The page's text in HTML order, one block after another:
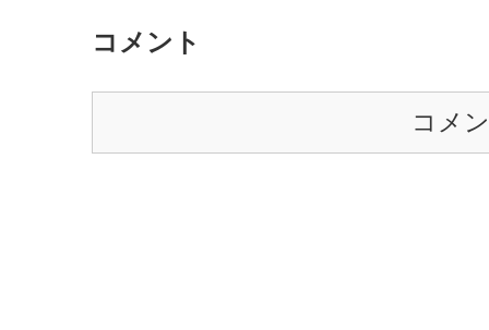
コメント
コメ